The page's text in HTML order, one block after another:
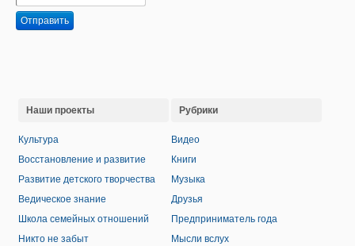
Отправить
Наши проекты
Культура
Восстановление и развитие
Развитие детского творчества
Ведическое знание
Школа семейных отношений
Никто не забыт
Рубрики
Видео
Книги
Музыка
Друзья
Предприниматель года
Мысли вслух